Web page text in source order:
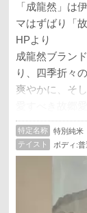
「成龍然」は
マはずばり「
HPより
成龍然ブラン
り、四季折々
爽やかに、そ
愛すべき故郷
蔵から見える
酒を通じて、
きたいと願い
アテは豚肉と
特定名称
特別純米
テイスト
ボディ: